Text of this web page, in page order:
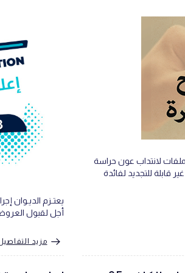
لانتداب عون حراسة
قابلة للتجديد لفائدة
يعتـزم الديـوان
أجل لقبول العروض 23 ماي
مزيد